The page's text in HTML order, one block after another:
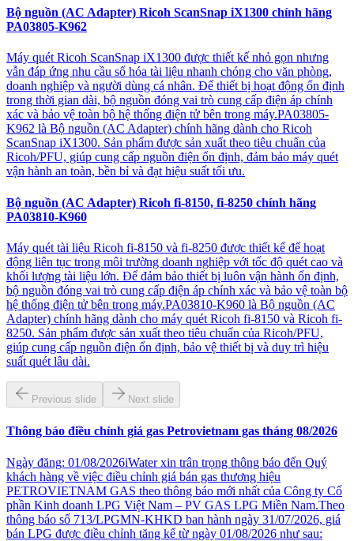
Bộ nguồn (AC Adapter) Ricoh ScanSnap iX1300 chính hãng
PA03805-K962
Máy quét Ricoh ScanSnap iX1300 được thiết kế nhỏ gọn nhưng
vẫn đáp ứng nhu cầu số hóa tài liệu nhanh chóng cho văn phòng,
doanh nghiệp và người dùng cá nhân. Để thiết bị hoạt động ổn định
trong thời gian dài, bộ nguồn đóng vai trò cung cấp điện áp chính
xác và bảo vệ toàn bộ hệ thống điện tử bên trong máy.PA03805-
K962 là Bộ nguồn (AC Adapter) chính hãng dành cho Ricoh
ScanSnap iX1300. Sản phẩm được sản xuất theo tiêu chuẩn của
Ricoh/PFU, giúp cung cấp nguồn điện ổn định, đảm bảo máy quét
vận hành an toàn, bền bỉ và đạt hiệu suất tối ưu.
Bộ nguồn (AC Adapter) Ricoh fi-8150, fi-8250 chính hãng
PA03810-K960
Máy quét tài liệu Ricoh fi-8150 và fi-8250 được thiết kế để hoạt
động liên tục trong môi trường doanh nghiệp với tốc độ quét cao và
khối lượng tài liệu lớn. Để đảm bảo thiết bị luôn vận hành ổn định,
bộ nguồn đóng vai trò cung cấp điện áp chính xác và bảo vệ toàn bộ
hệ thống điện tử bên trong máy.PA03810-K960 là Bộ nguồn (AC
Adapter) chính hãng dành cho máy quét Ricoh fi-8150 và Ricoh fi-
8250. Sản phẩm được sản xuất theo tiêu chuẩn của Ricoh/PFU,
giúp cung cấp nguồn điện ổn định, bảo vệ thiết bị và duy trì hiệu
suất quét lâu dài.
Previous slide Next slide
Thông báo điều chỉnh giá gas Petrovietnam gas tháng 08/2026
Ngày đăng: 01/08/2026iWater xin trân trọng thông báo đến Quý
khách hàng về việc điều chỉnh giá bán gas thương hiệu
PETROVIETNAM GAS theo thông báo mới nhất của Công ty Cổ
phần Kinh doanh LPG Việt Nam – PV GAS LPG Miền Nam.Theo
thông báo số 713/LPGMN-KHKD ban hành ngày 31/07/2026, giá
bán LPG được điều chỉnh tăng kể từ ngày 01/08/2026 như sau: